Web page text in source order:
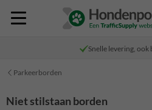
Snelle levering, ook
Parkeerborden
Niet stilstaan borden